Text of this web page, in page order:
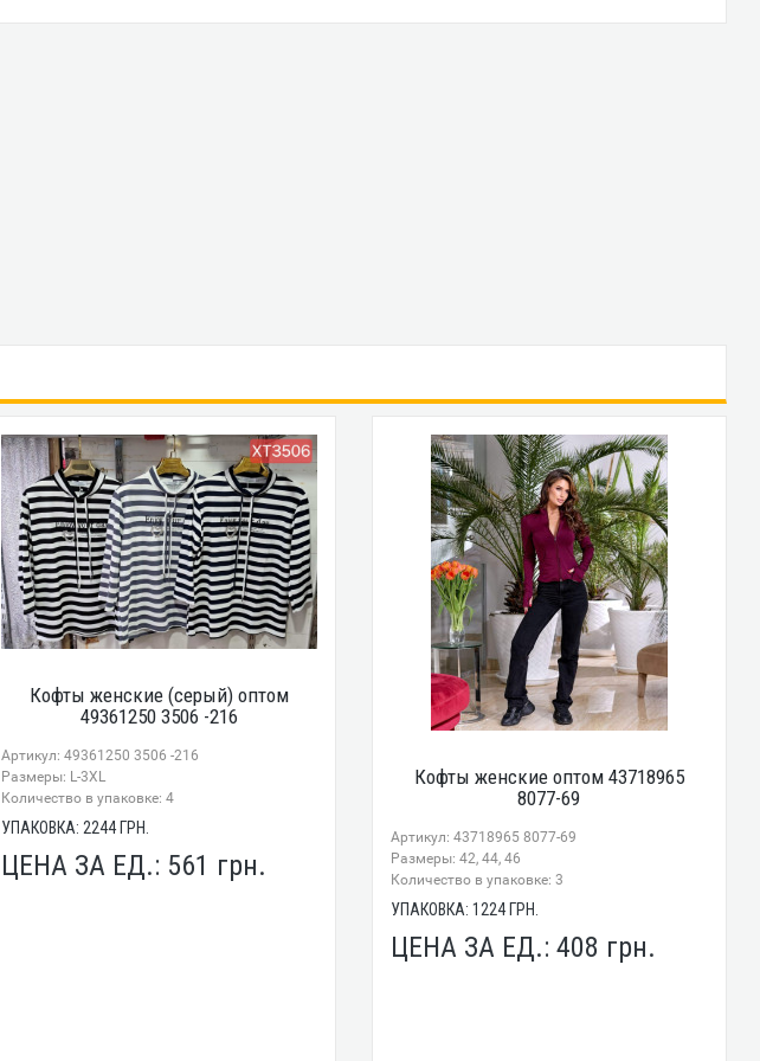
Кофты женские (серый) оптом
49361250 3506 -216
Артикул: 49361250 3506 -216
Размеры: L-3XL
Количество в упаковке: 4
УПАКОВКА: 2244 ГРН.
ЦЕНА ЗА ЕД.: 561 грн.
Кофты женские оптом 43718965
8077-69
Артикул: 43718965 8077-69
Размеры: 42, 44, 46
Количество в упаковке: 3
УПАКОВКА:1224 ГРН.
ЦЕНА ЗА ЕД.:408 грн.